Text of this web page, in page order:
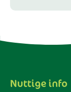
Nuttige info